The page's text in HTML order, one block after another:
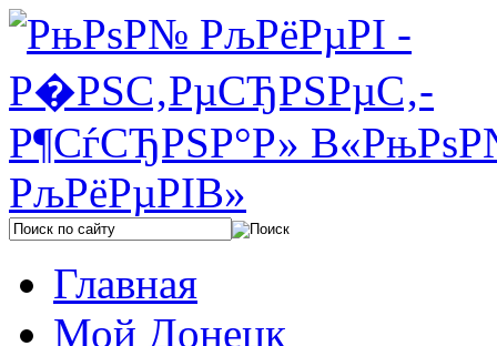
Главная
Мой Донецк